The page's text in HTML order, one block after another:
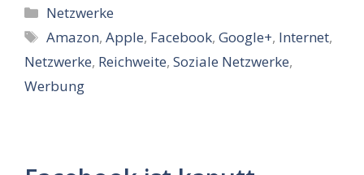
Kategorien
Netzwerke
Schlagwörter
Amazon,Apple, Facebook,Google+, Internet,
Netzwerke, Reichweite, Soziale Netzwerke,
Werbung